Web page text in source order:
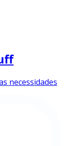
necessidades